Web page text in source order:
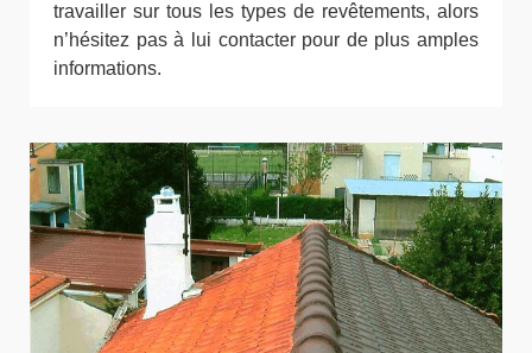
travailler sur tous les types de revêtements, alors
n’hésitez pas à lui contacter pour de plus amples
informations.